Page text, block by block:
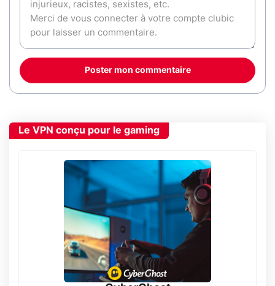
Poster mon commentaire
Le VPN conçu pour le gaming